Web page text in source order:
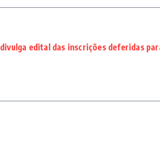
edital das inscrições deferidas